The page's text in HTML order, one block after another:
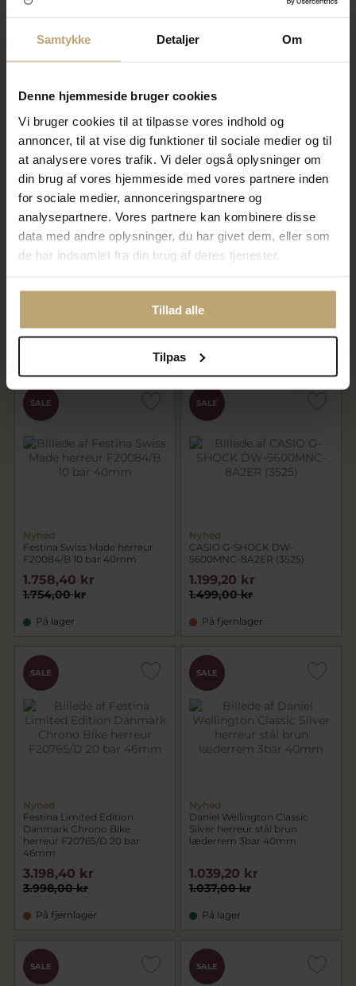
Samtykke Detaljer Om
Denne hjemmeside bruger cookies
Vi bruger cookies til at tilpasse vores indhold og
annoncer, til at vise dig funktioner til sociale medier og til
at analysere vores trafik. Vi deler også oplysninger om
din brug af vores hjemmeside med vores partnere inden
for sociale medier, annonceringspartnere og
analysepartnere. Vores partnere kan kombinere disse
data med andre oplysninger, du har givet dem, eller som
de har indsamlet fra din brug af deres tjenester.
Tillad alle
Tilpas
COLLECTION AE-1600HX-
319,20 kr 479,20 kr
240E-2AEF (5154)
599,00 kr
GBA-900UU-3AER (5641)
1.299,00 kr
1.039,20 kr
På lager
PRIS
SALE
Nyhed
Festina Swiss Made herreur
F20084/B 10 bar 40mm
1.754,00 kr
1.758,40 kr
På lager
SALE
Nyhed
CASIO G-SHOCK DW-
5600MNC-8A2ER (3525)
1.499,00 kr
1.199,20 kr
På fjernlager
SALE
Nyhed
Festina Limited Edition
Danmark Chrono Bike
herreur F20765/D 20 bar
46mm
3.998,00 kr
3.198,40 kr
På fjernlager
PRIS
SALE
Nyhed
Daniel Wellington Classic
Silver herreur stål brun
læderrem 3bar 40mm
1.037,00 kr
1.039,20 kr
På lager
SALE SALE